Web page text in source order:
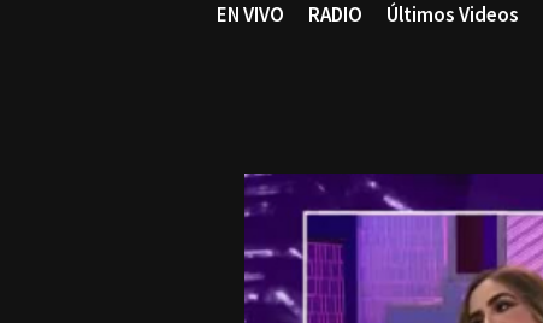
EN VIVO RADIO Últimos Videos